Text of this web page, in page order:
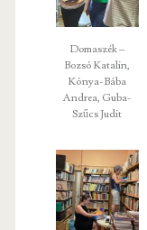
Domaszék –
Bozsó Katalin,
Kónya-Bába
Andrea, Guba-
Szűcs Judit